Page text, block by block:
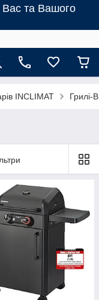
Вас та Вашого
INCLIMAT Грилі-